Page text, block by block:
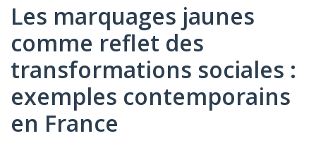
Les marquages jaunes
comme reflet des
transformations sociales :
exemples contemporains
en France